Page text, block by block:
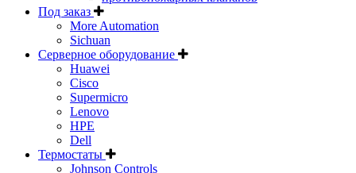
Под заказ
More Automation
Sichuan
Серверное оборудование
Huawei
Cisco
Supermicro
Lenovo
HPE
Dell
Термостаты
Johnson Controls